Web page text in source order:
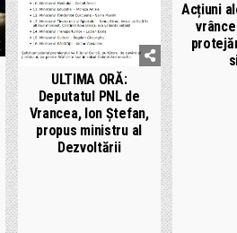
ULTIMA ORĂ:
Deputatul PNL de
Vrancea, Ion Ștefan,
propus ministru al
Dezvoltării
Acțiuni